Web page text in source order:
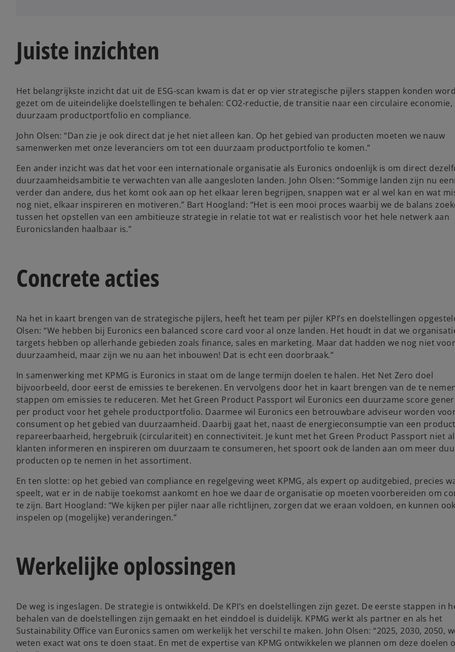
Juiste inzichten
Het belangrijkste inzicht dat uit de ESG-scan kwam is dat er op vier strategische pijlers stappen konden
gezet om de uiteindelijke doelstellingen te behalen: CO2-reductie, de transitie naar een circulaire economie,
duurzaam productportfolio en compliance.
John Olsen: “Dan zie je ook direct dat je het niet alleen kan. Op het gebied van producten moeten we nauw
samenwerken met onze leveranciers om tot een duurzaam productportfolio te komen.”
Een ander inzicht was dat het voor een internationale organisatie als Euronics ondoenlijk is om direct
duurzaamheidsambitie te verwachten van alle aangesloten landen. John Olsen: “Sommige landen zijn nu
verder dan andere, dus het komt ook aan op het elkaar leren begrijpen, snappen wat er al wel kan en wat
nog niet, elkaar inspireren en motiveren.” Bart Hoogland: “Het is een mooi proces waarbij we de balans
tussen het opstellen van een ambitieuze strategie in relatie tot wat er realistisch voor het hele netwerk aan
Euronicslanden haalbaar is.”
Concrete acties
Na het in kaart brengen van de strategische pijlers, heeft het team per pijler KPI’s en doelstellingen
Olsen: “We hebben bij Euronics een balanced score card voor al onze landen. Het houdt in dat we
targets hebben op allerhande gebieden zoals finance, sales en marketing. Maar dat hadden we nog niet voor
duurzaamheid, maar zijn we nu aan het inbouwen! Dat is echt een doorbraak.”
In samenwerking met KPMG is Euronics in staat om de lange termijn doelen te halen. Het Net Zero doel
bijvoorbeeld, door eerst de emissies te berekenen. En vervolgens door het in kaart brengen van de te
stappen om emissies te reduceren. Met het Green Product Passport wil Euronics een duurzame score
per product voor het gehele productportfolio. Daarmee wil Euronics een betrouwbare adviseur worden
consument op het gebied van duurzaamheid. Daarbij gaat het, naast de energieconsumptie van een
repareerbaarheid, hergebruik (circulariteit) en connectiviteit. Je kunt met het Green Product Passport niet
klanten informeren en inspireren om duurzaam te consumeren, het spoort ook de landen aan om meer
producten op te nemen in het assortiment.
En ten slotte: op het gebied van compliance en regelgeving weet KPMG, als expert op auditgebied, precies
speelt, wat er in de nabije toekomst aankomt en hoe we daar de organisatie op moeten voorbereiden om
te zijn. Bart Hoogland: “We kijken per pijler naar alle richtlijnen, zorgen dat we eraan voldoen, en kunnen ook
inspelen op (mogelijke) veranderingen.”
Werkelijke oplossingen
De weg is ingeslagen. De strategie is ontwikkeld. De KPI’s en doelstellingen zijn gezet. De eerste stappen in
behalen van de doelstellingen zijn gemaakt en het einddoel is duidelijk. KPMG werkt als partner en als het
Sustainability Office van Euronics samen om werkelijk het verschil te maken. John Olsen: “2025, 2030, 2050,
weten exact wat ons te doen staat. En met de expertise van KPMG ontwikkelen we plannen om deze doelen